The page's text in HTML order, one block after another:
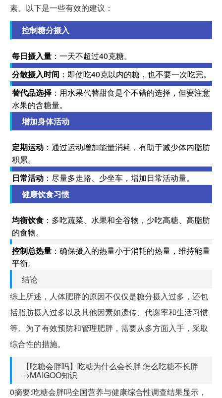
素。以下是一些有效的建议：
控制糖分摄入
每日摄入量 ：一天不超过40克糖。
分散摄入时间 ：即使吃40克以内的糖，也不要一次吃完。
替代品选择 ：用水果代替甜食是个不错的选择，但要注意
水果的含糖量。
增加身体活动
定期运动 ：通过运动增加能量消耗，有助于减少体内脂肪
积累。
日常活动 ：尽量多走路、少坐车，增加日常活动量。
健康饮食习惯
均衡饮食 ：多吃蔬菜、水果和全谷物，少吃高糖、高脂肪
的食物。
控制总热量 ：确保摄入的热量小于消耗的热量，维持能量
平衡。
结论
综上所述，人体肥胖的原因不仅仅是糖分摄入过多，还包
括脂肪摄入过多以及其他因素如遗传、代谢率和生活习惯
等。为了有效预防和管理肥胖，需要从多方面入手，采取
综合性的措施。
【吃糖会胖吗】吃糖为什么会长胖 怎么吃糖不长胖
→MAIGOO知识
0摘要:吃糖会胖吗全国营养与健康综合性调查结果显示，